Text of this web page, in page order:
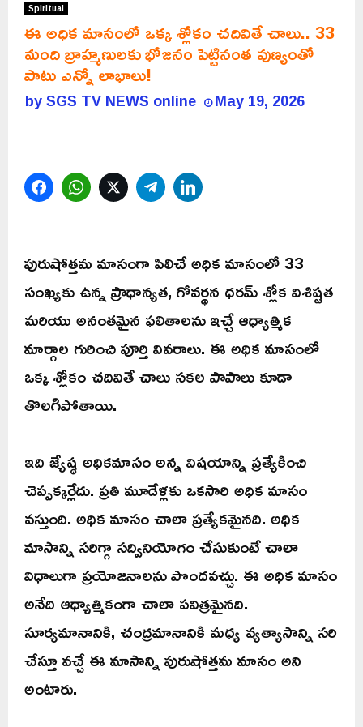
Spiritual
ఈ అధిక మాసంలో ఒక్క శ్లోకం చదివితే చాలు.. 33
మంది బ్రాహ్మణులకు భోజనం పెట్టినంత పుణ్యంతో
పాటు ఎన్నో లాభాలు!
bySGS TV NEWS online May 19, 2026
FacebookWhatsAppTwitterTelegram
పురుషోత్తమ మాసంగా పిలిచే అధిక మాసంలో 33
సంఖ్యకు ఉన్న ప్రాధాన్యత, గోవర్ధన ధరమ్ శ్లోక విశిష్టత
మరియు అనంతమైన ఫలితాలను ఇచ్చే ఆధ్యాత్మిక
మార్గాల గురించి పూర్తి వివరాలు. ఈ అధిక మాసంలో
ఒక్క శ్లోకం చదివితే చాలు సకల పాపాలు కూడా
తొలగిపోతాయి.
ఇది జ్యేష్ఠ అధికమాసం అన్న విషయాన్ని ప్రత్యేకించి
చెప్పక్కర్లేదు. ప్రతి మూడేళ్లకు ఒకసారి అధిక మాసం
వస్తుంది. అధిక మాసం చాలా ప్రత్యేకమైనది. అధిక
మాసాన్ని సరిగ్గా సద్వినియోగం చేసుకుంటే చాలా
విధాలుగా ప్రయోజనాలను పొందవచ్చు. ఈ అధిక మాసం
అనేది ఆధ్యాత్మికంగా చాలా పవిత్రమైనది.
సూర్యమానానికి, చంద్రమానానికి మధ్య వ్యత్యాసాన్ని సరి
చేస్తూ వచ్చే ఈ మాసాన్ని పురుషోత్తమ మాసం అని
అంటారు.